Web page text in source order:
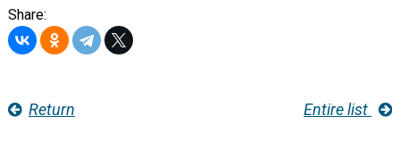
Share:
Return Entire list